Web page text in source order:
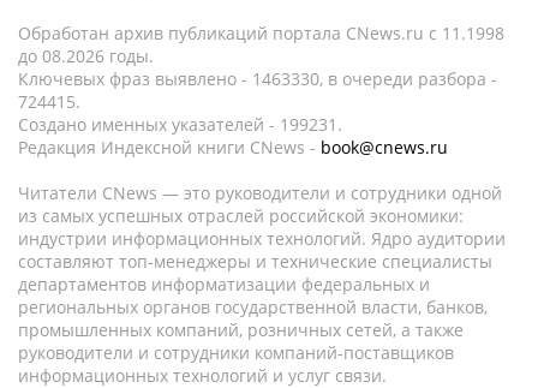
Обработан архив публикаций портала CNews.ru c 11.1998
до 08.2026 годы.
Ключевых фраз выявлено - 1463330, в очереди разбора -
724415.
Создано именных указателей - 199231.
Редакция Индексной книги CNews - book@cnews.ru
Читатели CNews — это руководители и сотрудники одной
из самых успешных отраслей российской экономики:
индустрии информационных технологий. Ядро аудитории
составляют топ-менеджеры и технические специалисты
департаментов информатизации федеральных и
региональных органов государственной власти, банков,
промышленных компаний, розничных сетей, а также
руководители и сотрудники компаний-поставщиков
информационных технологий и услуг связи.